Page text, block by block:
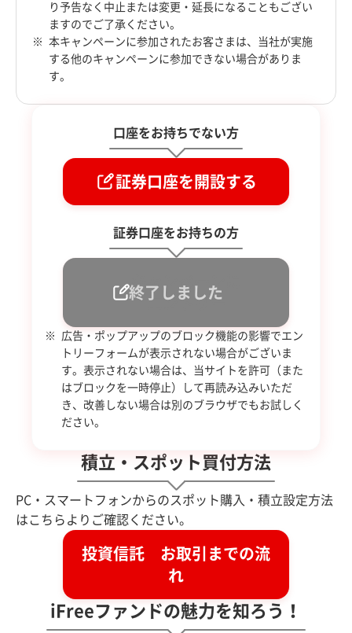
り予告なく中止または変更・延長になることもござい
ますのでご了承ください。
本キャンペーンに参加されたお客さまは、当社が実施
する他のキャンペーンに参加できない場合がありま
す。
口座をお持ちでない方
証券口座を開設する
証券口座をお持ちの方
キャンペーンに
エントリー
広告・ポップアップのブロック機能の影響でエン
トリーフォームが表示されない場合がございま
す。表示されない場合は、当サイトを許可（また
はブロックを一時停止）して再読み込みいただ
き、改善しない場合は別のブラウザでもお試しく
ださい。
積立・スポット買付方法
PC・スマートフォンからのスポット購入・積立設定方法
はこちらよりご確認ください。
投資信託 お取引までの流
れ
iFreeファンドの魅力を知ろう！